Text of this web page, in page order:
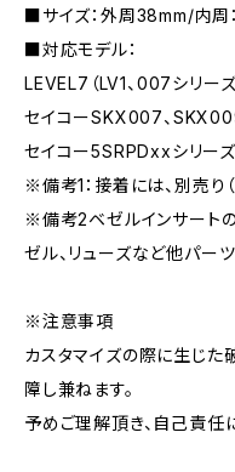
■サイズ：外周38mm/内周
■対応モデル：
LEVEL7（LV1、007シリー
セイコーSKX007、
セイコー5SRPDxxシリー
※備考1：接着には、別売り
※備考2ベゼルインサート
ゼル、リューズなど他パー
※注意事項
カスタマイズの際に生じた
障し兼ねます。
予めご理解頂き、自己責任